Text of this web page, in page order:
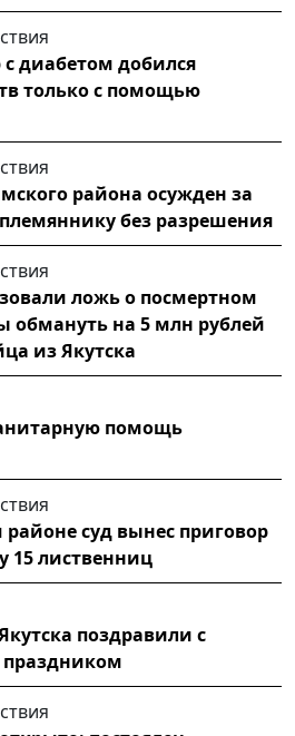
диабетом добился
только с помощью
района осужден за
без разрешения
ложь о посмертном
обмануть на 5 млн рублей
из Якутска
помощь
суд вынес приговор
15 лиственниц
поздравили с